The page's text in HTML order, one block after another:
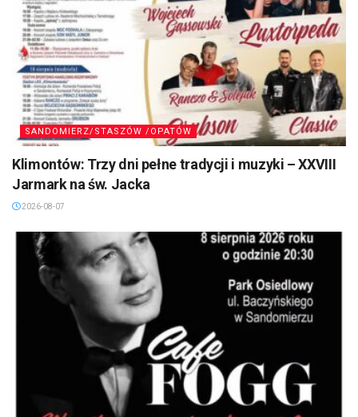
SANDOMIERZ/STASZÓW /OPATÓW
Klimontów: Trzy dni pełne tradycji i muzyki – XXVIII
Jarmark na św. Jacka
2026-08-07